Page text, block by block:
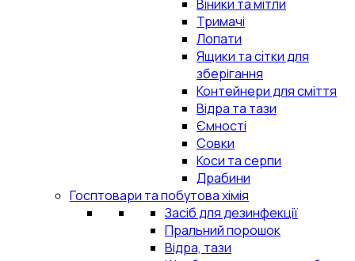
Віники та мітли
Тримачі
Лопати
Ящики та сітки для
зберігання
Контейнери для сміття
Відра та тази
Ємності
Совки
Коси та серпи
Драбини
Госптовари та побутова хімія
Засіб для дезинфекції
Пральний порошок
Відра, тази